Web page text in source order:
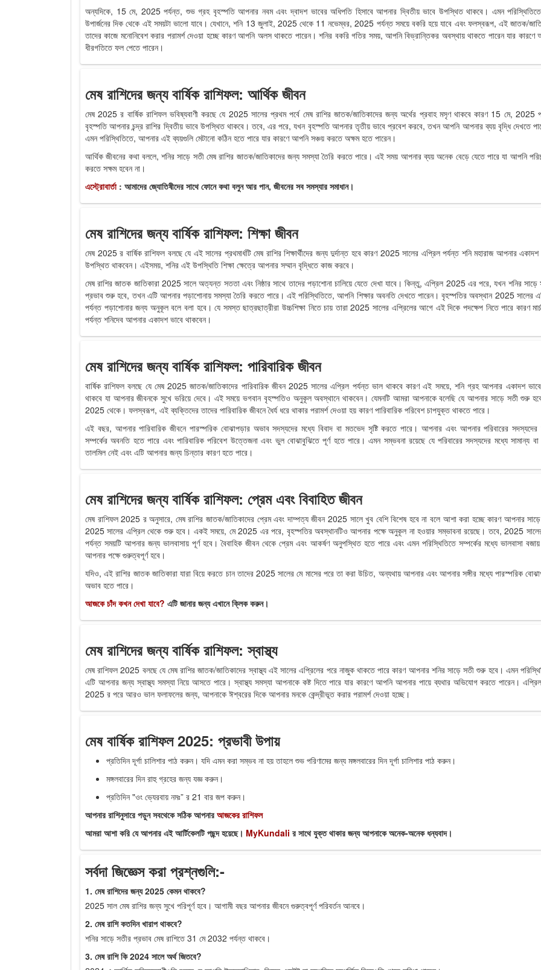
অন্যদিকে, 15 মে, 2025 পর্যন্ত, শুভ গ্রহ বৃহস্পতি আপনার নবম এবং দ্বাদশ ভাবের অধিপতি হিসাবে আপনার দ্বিতীয় ভাবে উপস্থিত থাকবে। এমন
উপার্জনের দিক থেকে এই সময়টা ভালো যাবে। যেখানে, শনি 13 জুলাই, 2025 থেকে 11 নভেম্বর, 2025 পর্যন্ত সময়ে বকরি হয়ে যাবে এবং ফলস্বরূপ, এই জাতক/
তাদের কাজে মনোনিবেশ করার পরামর্শ দেওয়া হচ্ছে কারণ আপনি অলস থাকতে পারেন। শনির বকরি গতির সময়, আপনি বিভ্রান্তিকর অবস্থায় থাকতে পারেন যার কারণে
ধীরগতিতে ফল পেতে পারেন।
মেষ রাশিদের জন্য বার্ষিক রাশিফল: আর্থিক জীবন
মেষ 2025 র বার্ষিক রাশিফল ​​ভবিষ্যবাণী করছে যে 2025 সালের প্রথম পর্বে মেষ রাশির জাতক/জাতিকাদের জন্য অর্থের প্রবাহ মসৃণ থাকবে কারণ 15 মে, 2025
বৃহস্পতি আপনার চন্দ্র রাশির দ্বিতীয় ভাবে উপস্থিত থাকবে। তবে, এর পরে, যখন বৃহস্পতি আপনার তৃতীয় ভাবে প্রবেশ করবে, তখন আপনি আপনার ব্যয় বৃদ্ধি দেখতে
এমন পরিস্থিতিতে, আপনার এই ব্যয়গুলি মেটানো কঠিন হতে পারে যার কারণে আপনি সঞ্চয় করতে অক্ষম হতে পারেন।
আর্থিক জীবনের কথা বললে, শনির সাড়ে সতী মেষ রাশির জাতক/জাতিকাদের জন্য সমস্যা তৈরি করতে পারে। এই সময় আপনার ব্যয় অনেক বেড়ে যেতে পারে যা আপনি
করতে সক্ষম হবেন না।
এস্ট্রোবার্তা : আমাদের জ্যোতিষীদের সাথে ফোনে কথা বলুন আর পান, জীবনের সব সমস্যার সমাধান।
মেষ রাশিদের জন্য বার্ষিক রাশিফল: শিক্ষা জীবন
মেষ 2025 র বার্ষিক রাশিফল ​​বলছে যে এই সালের প্রথমার্ধটি মেষ রাশির শিক্ষার্থীদের জন্য দুর্দান্ত হবে কারণ 2025 সালের এপ্রিল পর্যন্ত শনি মহারাজ আপনার একাদশ
উপস্থিত থাকবেন। এইসময়, শনির এই উপস্থিতি শিক্ষা ক্ষেত্রে আপনার সম্মান বৃদ্ধিতে কাজ করবে।
মেষ রাশির জাতক জাতিকারা 2025 সালে অত্যন্ত সততা এবং নিষ্ঠার সাথে তাদের পড়াশোনা চালিয়ে যেতে দেখা যাবে। কিন্তু, এপ্রিল 2025 এর পরে, যখন শনির সাড়ে
প্রভাব শুরু হবে, তখন এটি আপনার পড়াশোনায় সমস্যা তৈরি করতে পারে। এই পরিস্থিতিতে, আপনি শিক্ষার অবনতি দেখতে পারেন। বৃহস্পতির অবস্থান 2025 সালের
পর্যন্ত পড়াশোনার জন্য অনুকূল বলে বলা হবে। যে সমস্ত ছাত্রছাত্রীরা উচ্চশিক্ষা নিতে চায় তারা 2025 সালের এপ্রিলের আগে এই দিকে পদক্ষেপ নিতে পারে কারণ
পর্যন্ত শনিদেব আপনার একাদশ ভাবে থাকবেন।
মেষ রাশিদের জন্য বার্ষিক রাশিফল: পারিবারিক জীবন
বার্ষিক রাশিফল ​​বলছে যে মেষ 2025 জাতক/জাতিকাদের পারিবারিক জীবন 2025 সালের এপ্রিল পর্যন্ত ভাল থাকবে কারণ এই সময়ে, শনি গ্রহ আপনার একাদশ
থাকবে যা আপনার জীবনকে সুখে ভরিয়ে দেবে। এই সময়ে ভগবান বৃহস্পতিও অনুকূল অবস্থানে থাকবেন। যেমনটি আমরা আপনাকে বলেছি যে আপনার সাড়ে সতী শুরু হবে
2025 থেকে। ফলস্বরূপ, এই ব্যক্তিদের তাদের পারিবারিক জীবনে ধৈর্য ধরে থাকার পরামর্শ দেওয়া হয় কারণ পারিবারিক পরিবেশ চাপযুক্ত থাকতে পারে।
এই বছর, আপনার পারিবারিক জীবনে পারস্পরিক বোঝাপড়ার অভাব সদস্যদের মধ্যে বিবাদ বা মতভেদ সৃষ্টি করতে পারে। আপনার এবং আপনার পরিবারের সদস্যদের
সম্পর্কের অবনতি হতে পারে এবং পারিবারিক পরিবেশ উত্তেজনা এবং ভুল বোঝাবুঝিতে পূর্ণ হতে পারে। এমন সম্ভবনা রয়েছে যে পরিবারের সদস্যদের মধ্যে সামান্য
তালমিল নেই এবং এটি আপনার জন্য চিন্তার কারণ হতে পারে।
মেষ রাশিদের জন্য বার্ষিক রাশিফল: প্রেম এবং বিবাহিত জীবন
মেষ রাশিফল 2025 র অনুসারে, মেষ রাশির জাতক/জাতিকাদের প্রেম এবং দাম্পত্য জীবন 2025 সালে খুব বেশি বিশেষ হবে না বলে আশা করা হচ্ছে কারণ আপনার
2025 সালের এপ্রিল থেকে শুরু হবে। একই সময়ে, মে 2025 এর পরে, বৃহস্পতির অবস্থানটিও আপনার পক্ষে অনুকূল না হওয়ার সম্ভাবনা রয়েছে। তবে, 2025 সালের
পর্যন্ত সময়টি আপনার জন্য ভালবাসায় পূর্ণ হবে। বৈবাহিক জীবন থেকে প্রেম এবং আকর্ষণ অনুপস্থিত হতে পারে এবং এমন পরিস্থিতিতে সম্পর্কের মধ্যে ভালবাসা বজায়
আপনার পক্ষে গুরুত্বপূর্ণ হবে।
যদিও, এই রাশির জাতক জাতিকারা যারা বিয়ে করতে চান তাদের 2025 সালের মে মাসের পরে তা করা উচিত, অন্যথায় আপনার এবং আপনার সঙ্গীর মধ্যে পারস্পরিক
অভাব হতে পারে।
আজকে চাঁদ কখন দেখা যাবে? এটি জানার জন্য এখানে ক্লিক করুন।
মেষ রাশিদের জন্য বার্ষিক রাশিফল: স্বাস্থ্য
মেষ রাশিফল ​​2025 বলছে যে মেষ রাশির জাতক/জাতিকাদের স্বাস্থ্য এই সালের এপ্রিলের পরে নাজুক থাকতে পারে কারণ আপনার শনির সাড়ে সতী শুরু হবে। এমন
এটি আপনার জন্য স্বাস্থ্য সমস্যা নিয়ে আসতে পারে। স্বাস্থ্য সমস্যা আপনাকে কষ্ট দিতে পারে যার কারণে আপনি আপনার পায়ে ব্যথার অভিযোগ করতে পারেন।
2025 র পরে আরও ভাল ফলাফলের জন্য, আপনাকে ঈশ্বরের দিকে আপনার মনকে কেন্দ্রীভূত করার পরামর্শ দেওয়া হচ্ছে।
মেষ বার্ষিক রাশিফল 2025: প্রভাবী উপায়
প্রতিদিন দূর্গা চালিশার পাঠ করুন। যদি এমন করা সম্ভব না হয় তাহলে শুভ পরিণামের জন্য মঙ্গলবারের দিন দূর্গা চালিশার পাঠ করুন।
মঙ্গলবারের দিন রাহু গ্রহের জন্য যজ্ঞ করুন।
প্রতিদিন "ওং ভ্যেরবায় নমঃ” র 21 বার জপ করুন।
আপনার রাশিনুসারে পড়ুন সবথেকে সঠিক আপনার আজকের রাশিফল
আমরা আশা করি যে আপনার এই আর্টিকেলটি পছন্দ হয়েছে। MyKundali র সাথে যুক্ত থাকার জন্য আপনাকে অনেক-অনেক ধন্যবাদ।
সর্বদা জিজ্ঞেস করা প্রশ্নগুলি:-
1. মেষ রাশিদের জন্য 2025 কেমন থাকবে?
2025 সাল মেষ রাশির জন্য সুখে পরিপূর্ণ হবে। আগামী বছর আপনার জীবনে গুরুত্বপূর্ণ পরিবর্তন আনবে।
2. মেষ রাশি কতদিন খারাপ থাকবে?
শনির সাড়ে সতীর প্রভাব মেষ রাশিতে 31 মে 2032 পর্যন্ত থাকবে।
3. মেষ রাশি কি 2024 সালে অর্থ জিতবে?